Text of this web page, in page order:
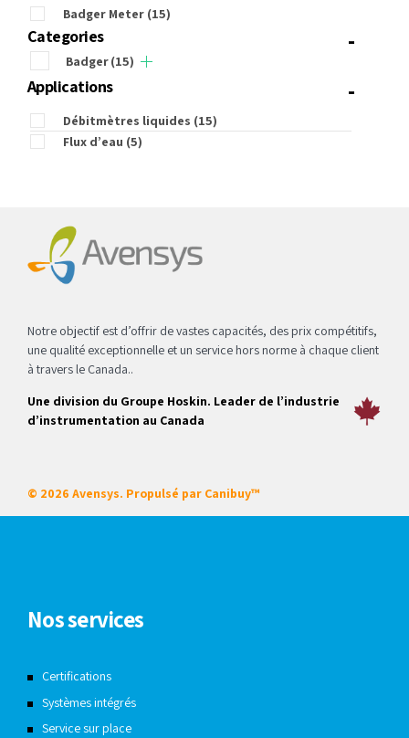
Badger Meter (15)
Categories -
Badger(15)
Applications -
Débitmètres liquides (15)
Flux d’eau (5)
Notre objectif est d’offrir de vastes capacités, des prix compétitifs,
une qualité exceptionnelle et un service hors norme à chaque client
à travers le Canada..
Une division du Groupe Hoskin. Leader de l’industrie
d’instrumentation au Canada
© 2026 Avensys. Propulsé par Canibuy™
Nos services
Certifications
Systèmes intégrés
Service sur place